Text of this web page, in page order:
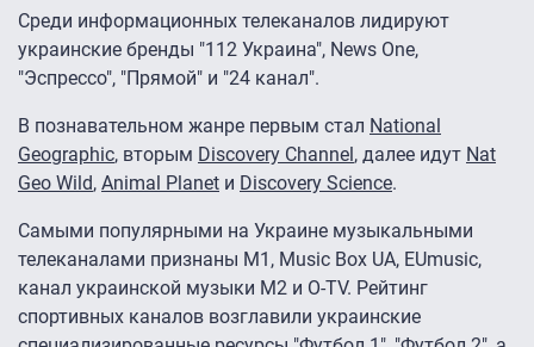
Среди информационных телеканалов лидируют
украинские бренды "112 Украина", News One,
"Эспрессо", "Прямой" и "24 канал".
В познавательном жанре первым стал National
Geographic, вторым Discovery Channel , далее идут Nat
Geo Wild, Animal Planet и Discovery Science.
Самыми популярными на Украине музыкальными
телеканалами признаны М1, Music Box UA, EUmusic,
канал украинской музыки M2 и O-TV. Рейтинг
спортивных каналов возглавили украинские